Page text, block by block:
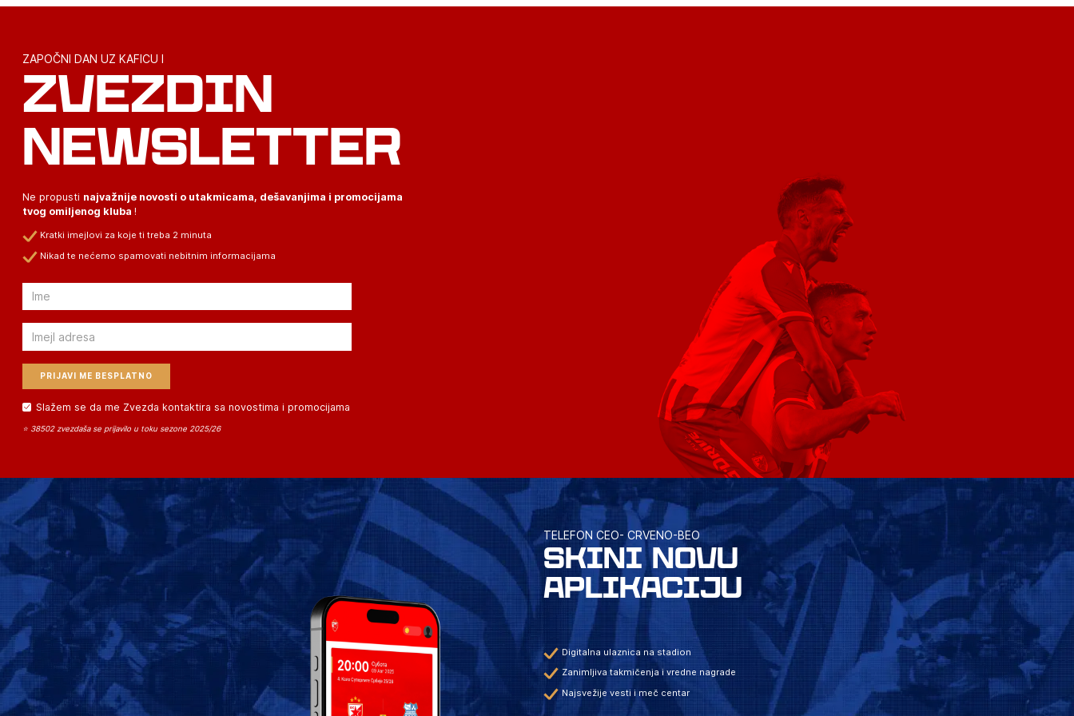
ZAPOČNI DAN UZ KAFICU I
ZVEZDIN
NEWSLETTER
Ne propusti najvažnije novosti o utakmicama, dešavanjima i promocijama
tvog omiljenog kluba !
Kratki imejlovi za koje ti treba 2 minuta
Nikad te nećemo spamovati nebitnim informacijama
Email
Email
Slažem se da me Zvezda kontaktira sa novostima i promocijama
⭐ 38502 zvezdaša se prijavilo u toku sezone 2025/26
TELEFON CEO- CRVENO-BEO
SKINI NOVU
APLIKACIJU
Digitalna ulaznica na stadion
Zanimljiva takmičenja i vredne nagrade
Najsvežije vesti i meč centar